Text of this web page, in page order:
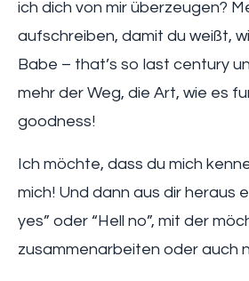
ich dich von mir überzeugen?
aufschreiben, damit du weißt,
Babe – that’s so last century
mehr der Weg, die Art, wie es
goodness!
Ich möchte, dass du mich
mich! Und dann aus dir heraus
yes” oder “Hell no”, mit der
zusammenarbeiten oder auch